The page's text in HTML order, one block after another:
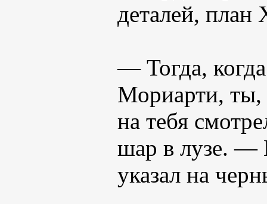
деталей, план
— Тогда,
Мориарти, ты,
на тебя
шар в лузе. —
указал на